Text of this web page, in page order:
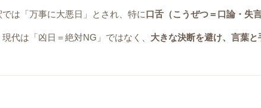
は「万事に大悪日」とされ、特に口舌（こうぜつ＝口論・失言
代は「凶日＝絶対NG」ではなく、 大きな決断を避け、言葉